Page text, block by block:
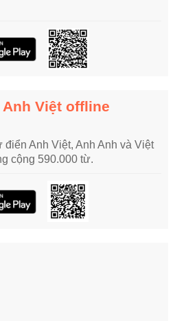
Việt offline
điển Anh Việt, Anh Anh và Việt
cộng 590.000 từ.